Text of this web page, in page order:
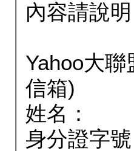
內容請說明
Yahoo大
信箱)
姓名：
身分證字號